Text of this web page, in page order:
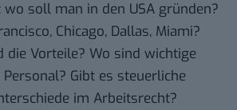
soll man in den USA gründen?
Chicago, Dallas, Miami?
die Vorteile? Wo sind wichtige
Gibt es steuerliche
im Arbeitsrecht?